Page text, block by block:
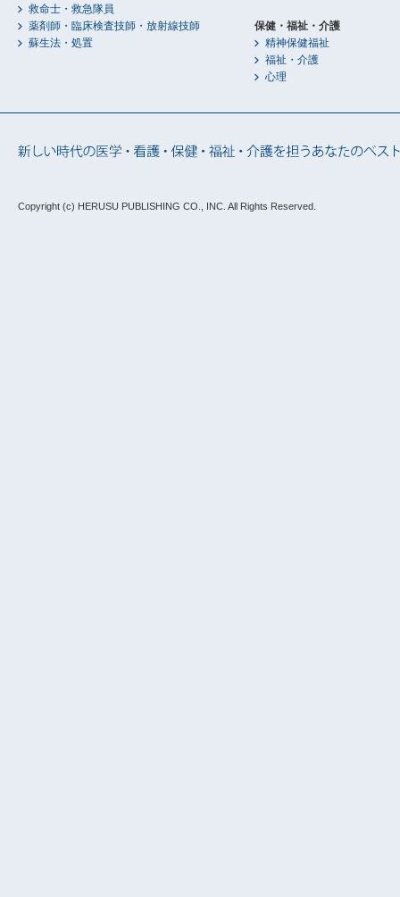
救命士・救急隊員
薬剤師・臨床検査技師・放射線技師
蘇生法・処置
保健・福祉・介護
精神保健福祉
福祉・介護
心理
Copyright (c) HERUSU PUBLISHING CO., INC. All Rights Reserved.